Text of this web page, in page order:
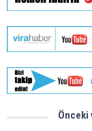
Önceki